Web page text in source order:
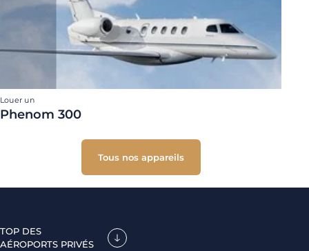
Louer un
Phenom 300
Tous nos appareils
TOP DES
AÉROPORTS PRIVÉS